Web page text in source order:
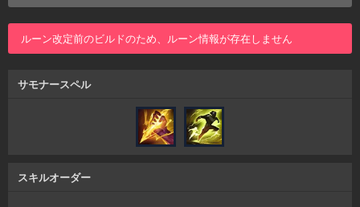
ルーン改定前のビルドのため、ルーン情報が存在しません
サモナースペル
スキルオーダー